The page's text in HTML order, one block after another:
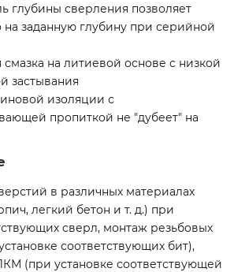
глубины сверления позволяет
на заданную глубину при серийной
на литиевой основе с низкой
застывания
изоляции с
пропиткой не ″дубеет″ на
в различных материалах
легкий бетон и т. д.) при
сверл, монтаж резьбовых
соответствующих бит),
(при установке соответствующей